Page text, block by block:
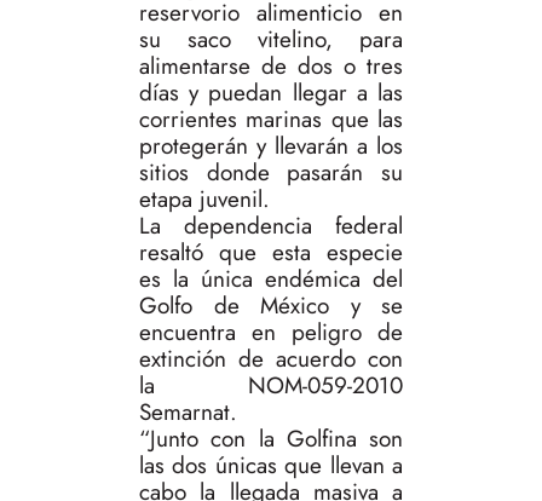
reservorio alimenticio en
su saco vitelino, para
alimentarse de dos o tres
días y puedan llegar a las
corrientes marinas que las
protegerán y llevarán a los
sitios donde pasarán su
etapa juvenil.
La dependencia federal
resaltó que esta especie
es la única endémica del
Golfo de México y se
encuentra en peligro de
extinción de acuerdo con
la NOM-059-2010
Semarnat.
“Junto con la Golfina son
las dos únicas que llevan a
cabo la llegada masiva a